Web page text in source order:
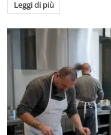
Leggi di più